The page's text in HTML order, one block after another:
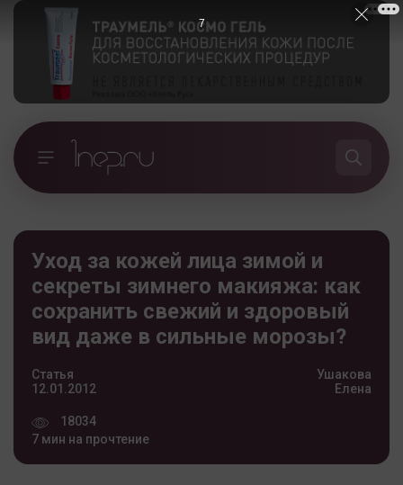
Уход за кожей лица зимой и
секреты зимнего макияжа: как
сохранить свежий и здоровый
вид даже в сильные морозы?
Статья
12.01.2012
18034
7 мин на прочтение
Ушакова
Елена
6